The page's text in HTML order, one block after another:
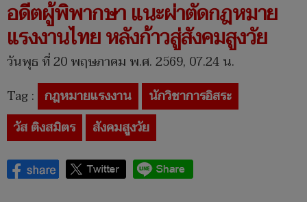
อดีตผู้พิพากษา แนะผ่าตัดกฎหมาย
แรงงานไทย หลังก้าวสู่สังคมสูงวัย
วันพุธ ที่ 20 พฤษภาคม พ.ศ. 2569, 07.24 น.
Tag : กฎหมายแรงงาน
นักวิชาการอิสระ
วัส ติงสมิตร
สังคมสูงวัย